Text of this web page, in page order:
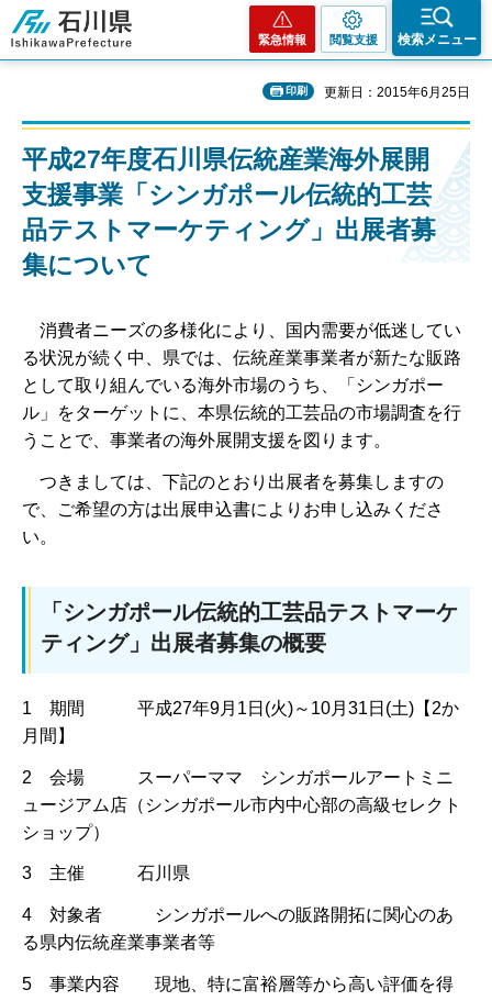
石川県
緊急情報 閲覧支援 検索メニュー
印刷 更新日：2015年6月25日
平成27年度石川県伝統産業海外展開
支援事業「シンガポール伝統的工芸
品テストマーケティング」出展者募
集について
消費者ニーズの多様化により、国内需要が低迷してい
る状況が続く中、県では、伝統産業事業者が新たな販路
として取り組んでいる海外市場のうち、「シンガポー
ル」をターゲットに、本県伝統的工芸品の市場調査を行
うことで、事業者の海外展開支援を図ります。
つきましては、下記のとおり出展者を募集しますの
で、ご希望の方は出展申込書によりお申し込みくださ
い。
「シンガポール伝統的工芸品テストマーケ
ティング」出展者募集の概要
1 期間 平成27年9月1日(火)～10月31日(土)【2か
月間】
2 会場 スーパーママ シンガポールアートミニ
ュージアム店（シンガポール市内中心部の高級セレクト
ショップ）
3 主催 石川県
4 対象者 シンガポールへの販路開拓に関心のあ
る県内伝統産業事業者等
5 事業内容 現地、特に富裕層等から高い評価を得